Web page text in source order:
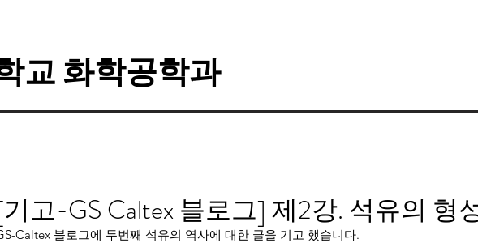
교 화학공학과
고-GS Caltex 블로그] 제2강. 석유의 형
Caltex 블로그에 두번째 석유의 역사에 대한 글을 기고 했습니다.